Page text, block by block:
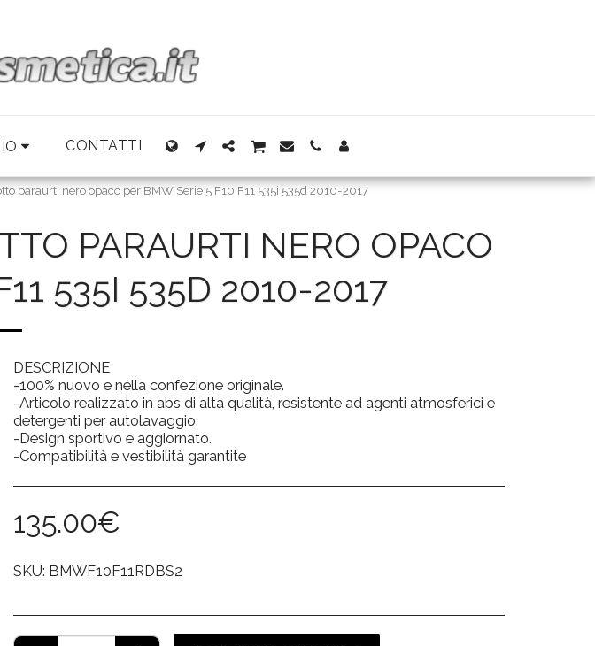
CONTATTI
paraurti nero opaco per BMW Serie 5 F10 F11 535i 535d 2010-2017
PARAURTI NERO OPACO
535I 535D 2010-2017
DESCRIZIONE
-100% nuovo e nella confezione originale.
-Articolo realizzato in abs di alta qualità, resistente ad agenti atmosferici e
detergenti per autolavaggio.
-Design sportivo e aggiornato.
-Compatibilità e vestibilità garantite
135.00€
SKU: BMWF10F11RDBS2